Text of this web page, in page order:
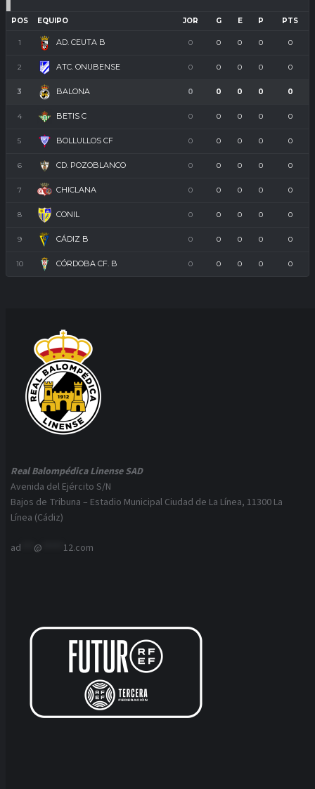
POS EQUIPO JOR G E P PTS
1 AD. CEUTA B 0 0 0 0 0
2 ATC. ONUBENSE 0 0 0 0 0
3 BALONA 0 0 0 0 0
4 BETIS C 0 0 0 0 0
5 BOLLULLOS CF 0 0 0 0 0
6 CD. POZOBLANCO 0 0 0 0 0
7 CHICLANA 0 0 0 0 0
8 CONIL 0 0 0 0 0
9 CÁDIZ B 0 0 0 0 0
10 CÓRDOBA CF. B 0 0 0 0 0
Real Balompédica Linense SAD
Avenida del Ejército S/N
Bajos de Tribuna – Estadio Municipal Ciudad de La Línea, 11300 La
Línea (Cádiz)
ad @ 12.com